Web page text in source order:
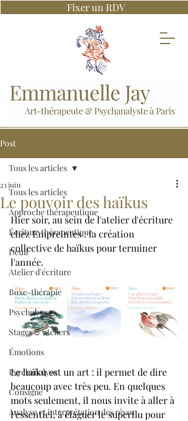
Fixer un RDV
Post
Tous les articles
Approche thérapeutique
Écriture thérapeutique
Deuil
Atelier d'écriture
Boxe-thérapie
Psychoboxe
Stages & ateliers
Émotions
Psychanalyse
Consigne
Analyse et interprétation des rêves
Tous les articles
Le pouvoir des haïkus
23 juin
Hier soir, au sein de l'atelier d'écriture
chez Empreintes : la création
collective de haïkus pour terminer
l'année.
Le haïku est un art : il permet de dire
beaucoup avec très peu. En quelques
mots seulement, il nous invite à aller à
l'essentiel, à élaguer le superflu pour